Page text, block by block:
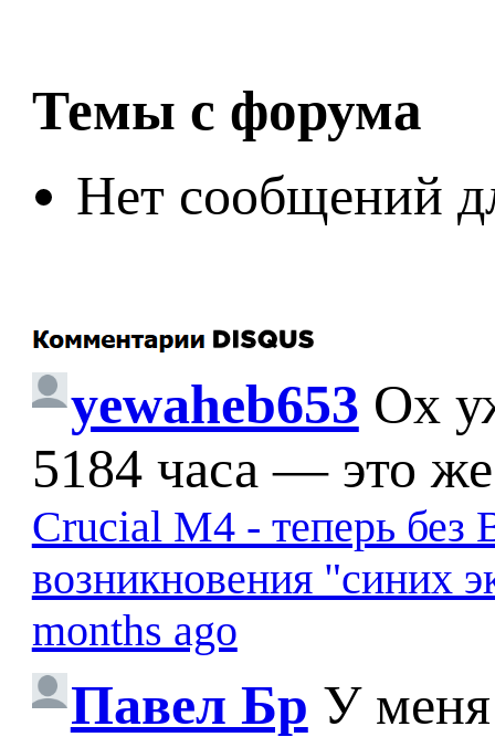
Темы с форума
Нет сообщений
yewaheb653 Ох
5184 часа — это
Crucial M4 - теперь без
возникновения "синих
months ago
Павел Бр У меня